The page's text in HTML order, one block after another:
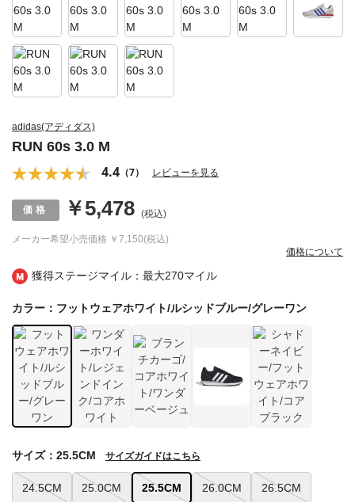
獲得ステージマイル：最大270マイル
adidas(アディダス)
RUN 60s 3.0 M
4.4 （7） レビューを見る
メーカー希望小売価格 ￥7,150(税込)
￥5,478 (税込)
価格について
カラー：フットウェアホワイト/ルシッドブルー/グレーワン
24.5CM 25.0CM 25.5CM 26.0CM 26.5CM
サイズ：25.5CM サイズガイドはこちら